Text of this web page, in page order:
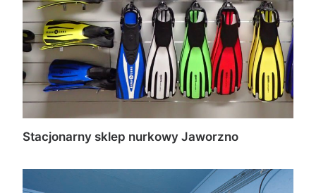
Stacjonarny sklep nurkowy Jaworzno